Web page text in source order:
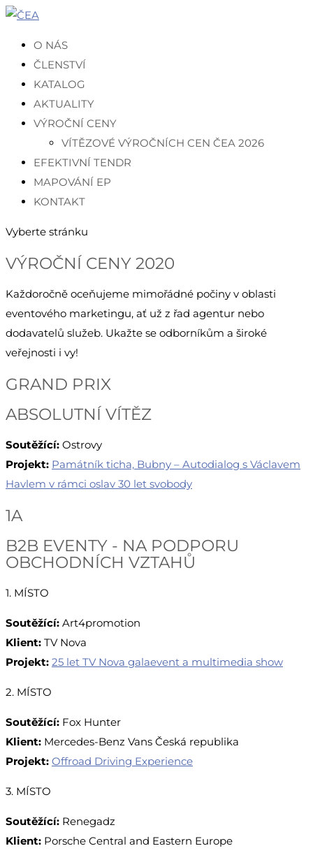
O NÁS
ČLENSTVÍ
KATALOG
AKTUALITY
VÝROČNÍ CENY
VÍTĚZOVÉ VÝROČNÍCH CEN ČEA 2026
EFEKTIVNÍ TENDR
MAPOVÁNÍ EP
KONTAKT
Vyberte stránku
VÝROČNÍ CENY 2020
Každoročně oceňujeme mimořádné počiny v oblasti
eventového marketingu, ať už z řad agentur nebo
dodavatelů služeb. Ukažte se odborníkům a široké
veřejnosti i vy!
GRAND PRIX
ABSOLUTNÍ VÍTĚZ
Soutěžící: Ostrovy
Projekt: Památník ticha, Bubny – Autodialog s Václavem
Havlem v rámci oslav 30 let svobody
1A
B2B EVENTY - NA PODPORU
OBCHODNÍCH VZTAHŮ
1. MÍSTO
Soutěžící: Art4promotion
Klient: TV Nova
Projekt: 25 let TV Nova galaevent a multimedia show
2. MÍSTO
Soutěžící: Fox Hunter
Klient: Mercedes-Benz Vans Česká republika
Projekt: Offroad Driving Experience
3. MÍSTO
Soutěžící: Renegadz
Klient: Porsche Central and Eastern Europe